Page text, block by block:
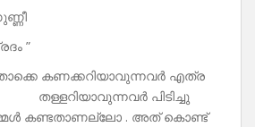
”
കണക്കറിയാവുന്നവർ എത്ര
തള്ളറിയാവുന്നവർ പിടിച്ചു
കണ്ടതാണല്ലോ . അത് കൊണ്ട്